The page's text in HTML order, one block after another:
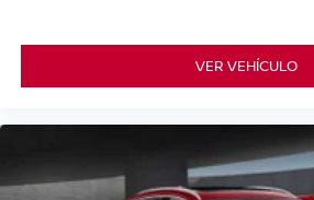
VER VEHÍCULO